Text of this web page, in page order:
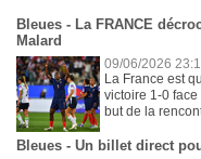
Bleues - La FRANCE
Malard
09/06/2026
La France est
victoire 1-0
but de la
Bleues - Un billet direct